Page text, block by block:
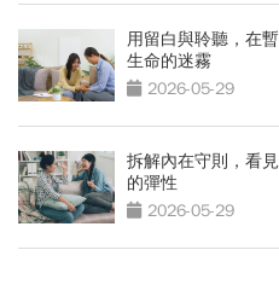
用留白與聆聽，在
生命的迷霧
2026-05-29
拆解內在守則，看
的彈性
2026-05-29